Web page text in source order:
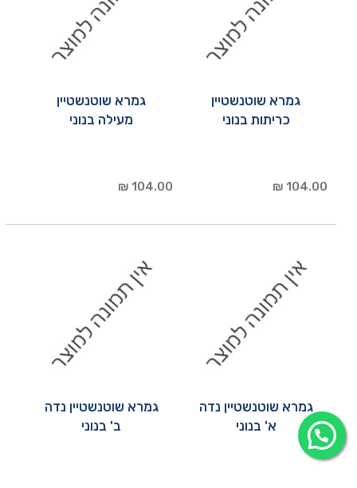
גמרא שוטנשטיין
כריתות בנוני
104.00 ₪
גמרא שוטנשטיין
מעילה בנוני
104.00 ₪
גמרא שוטנשטיין נדה
א' בנוני
גמרא שוטנשטיין נדה
ב' בנוני